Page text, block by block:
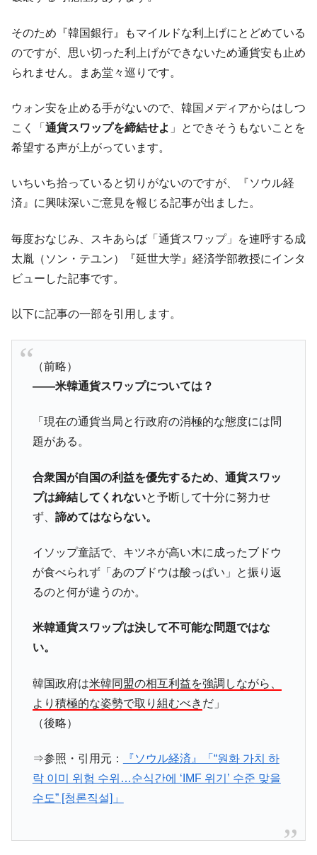
『Money1』
『韓国銀行』が「金の保有量を増やしま
す」⇒「金を経由するドル入手」手段ではないのか？
『Money1』
韓国･外為取引量「1日当たり1,214.4億ド
『Money1』
韓国･帰ってきた李在明。李在明を支持しな
い「50.5％」に上昇
『Money1』
韓国大統領府ボンクラ政策室長が告発され
断
『Money1』
韓国･警察職員が「丸刈りになって抗議活
『Money1』
中国だけが鉄鋼輸出を異常増加させる ⇒ 中
国の過剰生産が世界を蝕む。
ン』1人当たり賠償10万ウォンを認定 ⇒ 総額3兆7,000億
『Money1』
『Money1』
韓国型イージス搭載の次世代駆逐艦
『Money1』
【対日本円】ウォン安が急進！ 日米の協調
に韓国がいっちょがみしたのでは。
『Money1』
韓国政府『BYD』車への補助金を全廃 ⇒ 実
は韓国で『BYD』車は売れている。6カ月で対前年同期比
1.9倍！
『Money1』
在韓米国大使スティールが着韓！⇒ さっそ
ドを掲げる「在韓反米勢力」
『Money1』
韓国政府「2035年までに18.4GW規模のAIデ
ータセンター整備」⇒ だから無理だってば。
ほぼ終わった」
『Money1』
『Money1』
韓国政府「ニセＫ-ブランドを通報しようキ
ャンペーン」⇒ あの名物教授も登場！
『Money1』
韓国鉄鋼最大手『POSCO』ズブズブ沈む。
そのため『韓国銀行』もマイルドな利上げにとどめている
のですが、思い切った利上げができないため通貨安も止め
られません。まあ堂々巡りです。
ウォン安を止める手がないので、韓国メディアからはしつ
こく「 通貨スワップを締結せよ 」とできそうもないことを
希望する声が上がっています。
いちいち拾っていると切りがないのですが、『ソウル経
済』に興味深いご意見を報じる記事が出ました。
毎度おなじみ、スキあらば「通貨スワップ」を連呼する成
太胤（ソン・テユン）『延世大学』経済学部教授にインタ
ビューした記事です。
以下に記事の一部を引用します。
（前略）
――米韓通貨スワップについては？
「現在の通貨当局と行政府の消極的な態度には問
題がある。
合衆国が自国の利益を優先するため、通貨スワッ
プは締結してくれないと予断して十分に努力せ
ず、 諦めてはならない。
イソップ童話で、キツネが高い木に成ったブドウ
が食べられず「あのブドウは酸っぱい」と振り返
るのと何が違うのか。
米韓通貨スワップは決して不可能な問題ではな
い。
韓国政府は米韓同盟の相互利益を強調しながら、
より積極的な姿勢で取り組むべき だ」
（後略）
⇒参照・引用元：
『ソウル経済』「“원화 가치 하
락 이미 위험 수위…순식간에 ‘IMF 위기’ 수준 맞을
수도” [청론직설]」